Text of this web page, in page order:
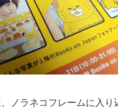
ノラネコフレームに入り